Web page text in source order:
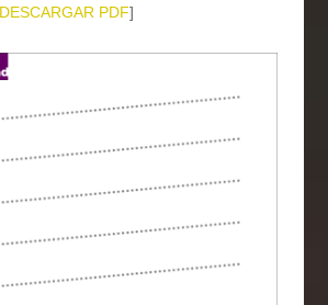
DESCARGAR PDF]